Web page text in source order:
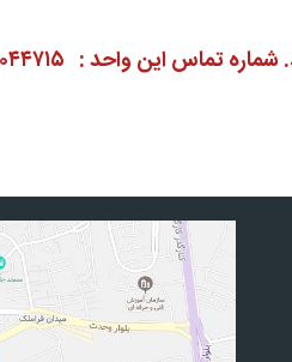
تماس این واحد : ۵۱۰۴۴۷۱۵